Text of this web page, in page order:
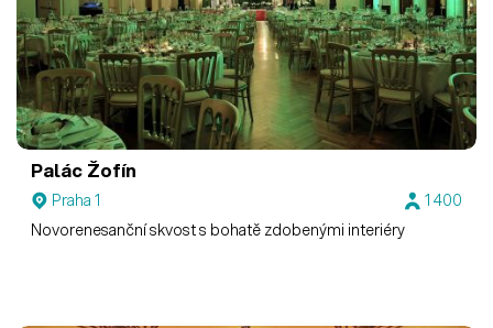
Palác Žofín
Praha 1
1 400
Novorenesanční skvost s bohatě zdobenými interiéry